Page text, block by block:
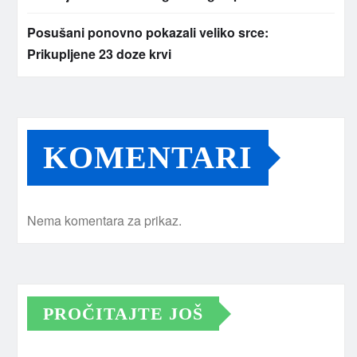
Posušani ponovno pokazali veliko srce:
Prikupljene 23 doze krvi
KOMENTARI
Nema komentara za prikaz.
PROČITAJTE JOŠ